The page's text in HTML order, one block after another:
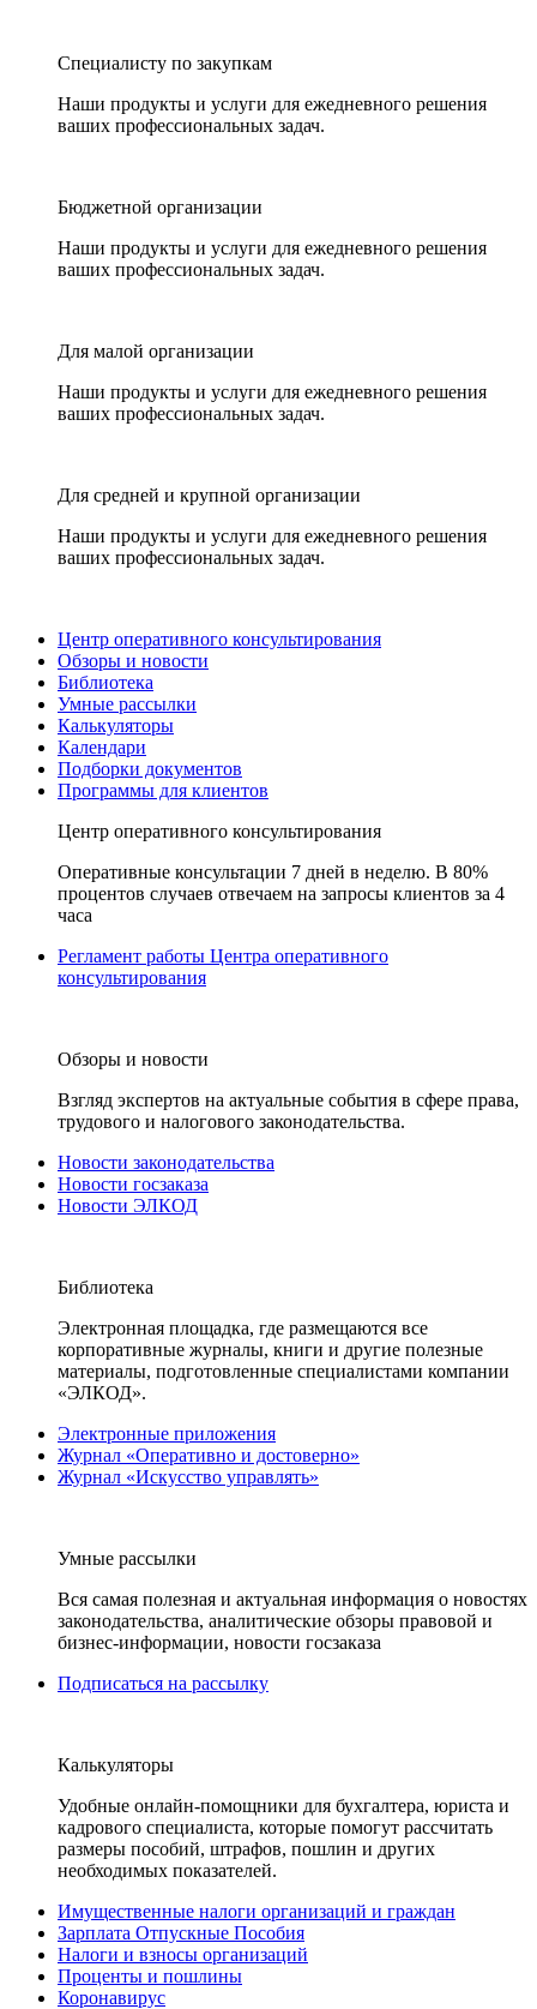
Специалисту по закупкам
Наши продукты и услуги для ежедневного решения
ваших профессиональных задач.
Бюджетной организации
Наши продукты и услуги для ежедневного решения
ваших профессиональных задач.
Для малой организации
Наши продукты и услуги для ежедневного решения
ваших профессиональных задач.
Для средней и крупной организации
Наши продукты и услуги для ежедневного решения
ваших профессиональных задач.
Центр оперативного консультирования
Обзоры и новости
Библиотека
Умные рассылки
Калькуляторы
Календари
Подборки документов
Программы для клиентов
Центр оперативного консультирования
Оперативные консультации 7 дней в неделю. В 80%
процентов случаев отвечаем на запросы клиентов за 4
часа
Регламент работы Центра оперативного
консультирования
Обзоры и новости
Взгляд экспертов на актуальные события в сфере права,
трудового и налогового законодательства.
Новости законодательства
Новости госзаказа
Новости ЭЛКОД
Библиотека
Электронная площадка, где размещаются все
корпоративные журналы, книги и другие полезные
материалы, подготовленные специалистами компании
«ЭЛКОД».
Электронные приложения
Журнал «Оперативно и достоверно»
Журнал «Искусство управлять»
Умные рассылки
Вся самая полезная и актуальная информация о новостях
законодательства, аналитические обзоры правовой и
бизнес-информации, новости госзаказа
Подписаться на рассылку
Калькуляторы
Удобные онлайн-помощники для бухгалтера, юриста и
кадрового специалиста, которые помогут рассчитать
размеры пособий, штрафов, пошлин и других
необходимых показателей.
Имущественные налоги организаций и граждан
Зарплата Отпускные Пособия
Налоги и взносы организаций
Проценты и пошлины
Коронавирус